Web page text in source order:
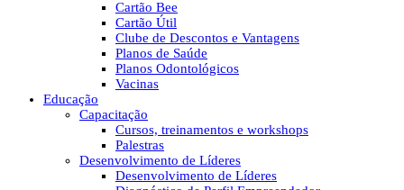
Cartão Bee
Cartão Útil
Clube de Descontos e Vantagens
Planos de Saúde
Planos Odontológicos
Vacinas
Educação
Capacitação
Cursos, treinamentos e workshops
Palestras
Desenvolvimento de Líderes
Desenvolvimento de Líderes